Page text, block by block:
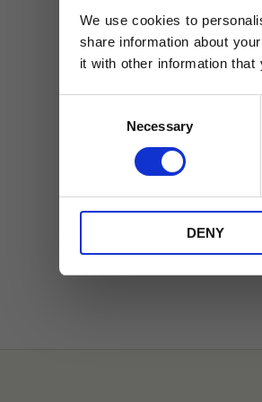
We use cookies to
share information about
it with other information that
Necessary
DENY
Jag samtycker till Tehuset Javas
* Rabatten gäller endast online på
på ordinarie priser och kan ej